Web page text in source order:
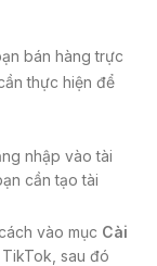
bán hàng trực
thực hiện để
nhập vào tài
cần tạo tài
vào mục Cài
sau đó